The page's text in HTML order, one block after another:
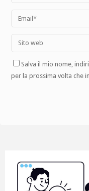
Salva il mio nome,
per la prossima volta che